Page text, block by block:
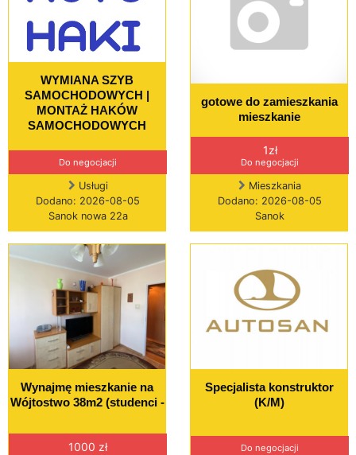
WYMIANA SZYB
SAMOCHODOWYCH |
MONTAŻ HAKÓW
SAMOCHODOWYCH
Do negocjacji
Usługi
Dodano: 2026-08-05
Sanok nowa 22a
gotowe do zamieszkania
mieszkanie
1zł
Do negocjacji
Mieszkania
Dodano: 2026-08-05
Sanok
Wynajmę mieszkanie na
Wójtostwo 38m2 (studenci -
1000 zł
Specjalista konstruktor
(K/M)
Do negocjacji